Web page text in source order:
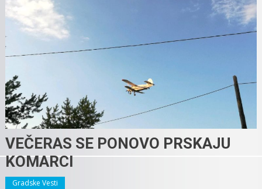
VEČERAS SE PONOVO PRSKAJU
KOMARCI
Gradske Vesti